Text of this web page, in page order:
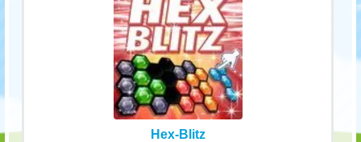
Hex-Blitz